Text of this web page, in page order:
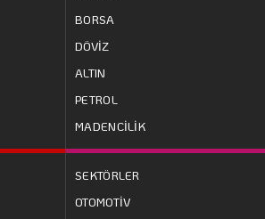
BORSA
DÖVİZ
ALTIN
PETROL
MADENCİLİK
SEKTÖRLER
OTOMOTİV